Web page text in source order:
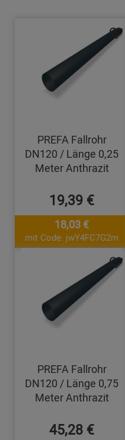
PREFA Fallrohr
DN120 / Länge 0,25
Meter Anthrazit
19,39 €
18,03 €
mit Code: jwY4FC7G2m
PREFA Fallrohr
DN120 / Länge 0,75
Meter Anthrazit
45,28 €